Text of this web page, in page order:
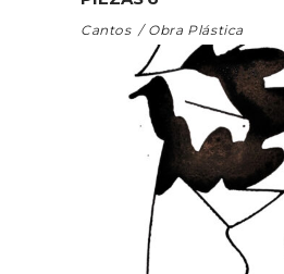
Cantos Obra Plástica